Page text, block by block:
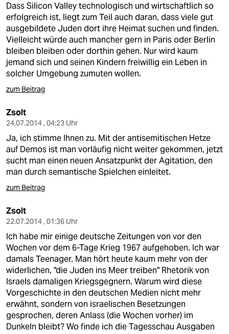
Dass Silicon Valley technologisch und wirtschaftlich so
erfolgreich ist, liegt zum Teil auch daran, dass viele gut
ausgebildete Juden dort ihre Heimat suchen und finden.
Vielleicht würde auch mancher gern in Paris oder Berlin
bleiben bleiben oder dorthin gehen. Nur wird kaum
jemand sich und seinen Kindern freiwillig ein Leben in
solcher Umgebung zumuten wollen.
zum Beitrag
Zsolt
24.07.2014 , 04:23 Uhr
Ja, ich stimme Ihnen zu. Mit der antisemitischen Hetze
auf Demos ist man vorläufig nicht weiter gekommen, jetzt
sucht man einen neuen Ansatzpunkt der Agitation, den
man durch semantische Spielchen einleitet.
zum Beitrag
Zsolt
22.07.2014 , 01:36 Uhr
Ich habe mir einige deutsche Zeitungen von vor den
Wochen vor dem 6-Tage Krieg 1967 aufgehoben. Ich war
damals Teenager. Man hört heute kaum mehr von der
widerlichen, "die Juden ins Meer treiben" Rhetorik von
Israels damaligen Kriegsgegnern. Warum wird diese
Vorgeschichte in den deutschen Medien nicht mehr
erwähnt, sondern von israelischen Besetzungen
gesprochen, deren Anlass (die Wochen vorher) im
Dunkeln bleibt? Wo finde ich die Tagesschau Ausgaben